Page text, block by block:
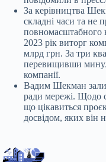
За керівництва
складні часи та не
повномасштабного
2023 рік виторг
млрд грн. За три
перевищивши
компанії.
Вадим Шекман
ради мережі. Щодо
що цікавиться
досвідом, яких він